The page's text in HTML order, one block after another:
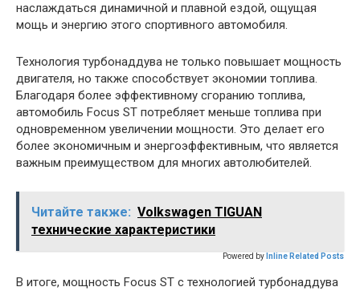
наслаждаться динамичной и плавной ездой, ощущая
мощь и энергию этого спортивного автомобиля.
Технология турбонаддува не только повышает мощность
двигателя, но также способствует экономии топлива.
Благодаря более эффективному сгоранию топлива,
автомобиль Focus ST потребляет меньше топлива при
одновременном увеличении мощности. Это делает его
более экономичным и энергоэффективным, что является
важным преимуществом для многих автолюбителей.
Читайте также: Volkswagen TIGUAN
технические характеристики
Powered by Inline Related Posts
В итоге, мощность Focus ST с технологией турбонаддува